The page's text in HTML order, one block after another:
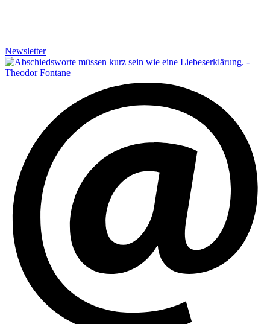
Newsletter